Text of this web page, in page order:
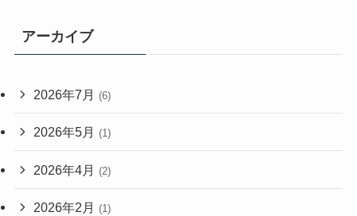
アーカイブ
2026年7月 (6)
2026年5月 (1)
2026年4月 (2)
2026年2月 (1)